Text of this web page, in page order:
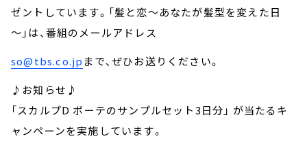
ゼントしています。「髪と恋～あなたが髪型を変えた日
～」は、番組のメールアドレス
so@tbs.co.jp まで、ぜひお送りください。
♪お知らせ♪
「スカルプD ボーテのサンプルセット3日分」 が当たるキ
ャンペーンを実施しています。